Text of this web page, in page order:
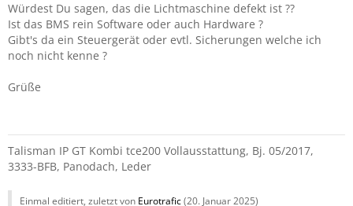
Würdest Du sagen, das die Lichtmaschine defekt ist ??
Ist das BMS rein Software oder auch Hardware ?
Gibt's da ein Steuergerät oder evtl. Sicherungen welche ich
noch nicht kenne ?
Grüße
Talisman IP GT Kombi tce200 Vollausstattung, Bj. 05/2017,
3333-BFB, Panodach, Leder
Einmal editiert, zuletzt von Eurotrafic(20. Januar 2025)